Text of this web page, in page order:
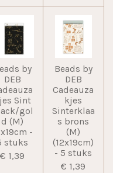
by
DEB
Sint
gol
d (M)
-
stuks
€ 1,39
Beads by
DEB
Cadeauza
kjes
Sinterklaa
s brons
(M)
(12x19cm)
- 5 stuks
€ 1,39